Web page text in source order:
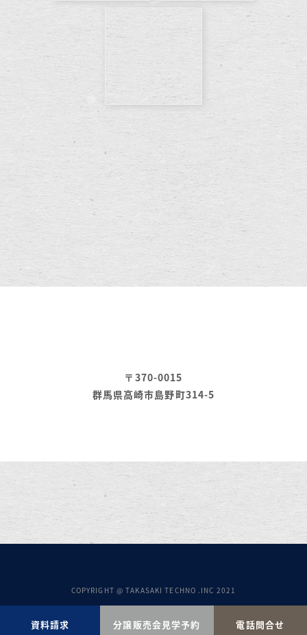
資料請求 分譲販売会見学予約 電話問合せ
〒370-0015
群馬県高崎市島野町314-5
COPYRIGHT @ TAKASAKI TECHNO .INC 2021